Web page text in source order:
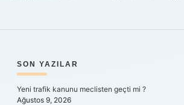
SIDEBAR
SON YAZILAR
Yeni trafik kanunu meclisten geçti mi ?
Ağustos 9, 2026